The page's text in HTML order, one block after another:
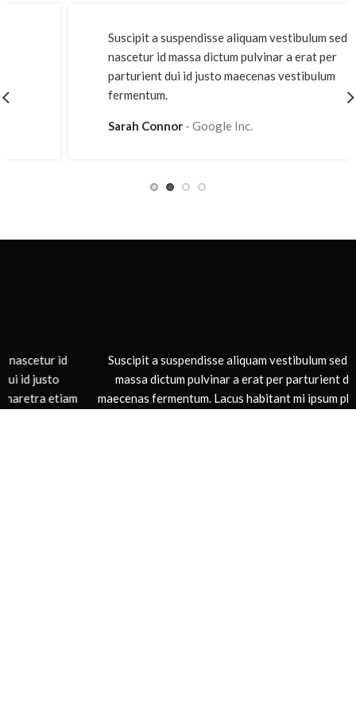
Suscipit a suspendisse aliquam vestibulum sed
nascetur id massa dictum pulvinar a erat per
parturient dui id justo maecenas vestibulum
fermentum.
Sarah Connor Google Inc.
Suscipit a suspendisse aliquam vestibulum sed nascetur id
massa dictum pulvinar a erat per parturient dui id justo
maecenas fermentum. Lacus habitant mi ipsum pharetra etiam